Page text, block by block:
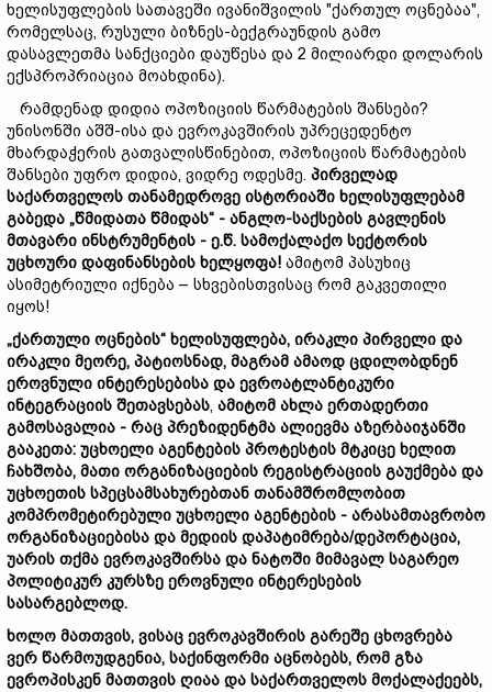
ხელისუფლების სათავეში ივანიშვილის "ქართულ ოცნებაა",
რომელსაც, რუსული ბიზნეს-ბექგრაუნდის გამო
დასავლეთმა სანქციები დაუწესა და 2 მილიარდი დოლარის
ექსპროპრიაცია მოახდინა).
რამდენად დიდია ოპოზიციის წარმატების შანსები?
უნისონში აშშ-ისა და ევროკავშირის უპრეცედენტო
მხარდაჭერის გათვალისწინებით, ოპოზიციის წარმატების
შანსები უფრო დიდია, ვიდრე ოდესმე. პირველად
საქართველოს თანამედროვე ისტორიაში ხელისუფლებამ
გაბედა „წმიდათა წმიდას“ - ანგლო-საქსების გავლენის
მთავარი ინსტრუმენტის - ე.წ. სამოქალაქო სექტორის
უცხოური დაფინანსების ხელყოფა! ამიტომ პასუხიც
ასიმეტრიული იქნება – სხვებისთვისაც რომ გაკვეთილი
იყოს!
„ქართული ოცნების“ ხელისუფლება, ირაკლი პირველი და
ირაკლი მეორე, პატიოსნად, მაგრამ ამაოდ ცდილობდნენ
ეროვნული ინტერესებისა და ევროატლანტიკური
ინტეგრაციის შეთავსებას, ამიტომ ახლა ერთადერთი
გამოსავალია - რაც პრეზიდენტმა ალიევმა აზერბაიჯანში
გააკეთა: უცხოელი აგენტების პროტესტის მტკიცე ხელით
ჩახშობა, მათი ორგანიზაციების რეგისტრაციის გაუქმება და
უცხოეთის სპეცსამსახურებთან თანამშრომლობით
კომპრომეტირებული უცხოელი აგენტების - არასამთავრობო
ორგანიზაციებისა და მედიის დაპატიმრება/დეპორტაცია,
უარის თქმა ევროკავშირსა და ნატოში მიმავალ საგარეო
პოლიტიკურ კურსზე ეროვნული ინტერესების
სასარგებლოდ.
ხოლო მათთვის, ვისაც ევროკავშირის გარეშე ცხოვრება
ვერ წარმოუდგენია, საქინფორმი აცნობებს, რომ გზა
ევროპისკენ მათთვის ღიაა და საქართველოს მოქალაქეებს,